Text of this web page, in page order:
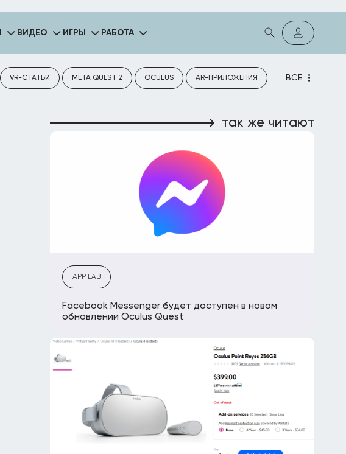
ВИДЕО ИГРЫ РАБОТА
VR-СТАТЬИ META QUEST 2 OCULUS AR-ПРИЛОЖЕНИЯ ВСЕ
так же читают
APP LAB
Facebook Messenger будет доступен в новом
обновлении Oculus Quest